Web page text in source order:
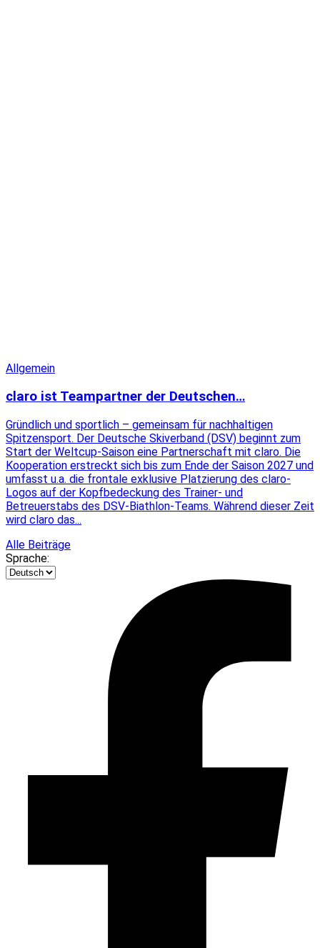
Allgemein
claro ist Teampartner der Deutschen…
Gründlich und sportlich – gemeinsam für nachhaltigen
Spitzensport. Der Deutsche Skiverband (DSV) beginnt zum
Start der Weltcup-Saison eine Partnerschaft mit claro. Die
Kooperation erstreckt sich bis zum Ende der Saison 2027 und
umfasst u.a. die frontale exklusive Platzierung des claro-
Logos auf der Kopfbedeckung des Trainer- und
Betreuerstabs des DSV-Biathlon-Teams. Während dieser Zeit
wird claro das...
Alle Beiträge
Sprache: